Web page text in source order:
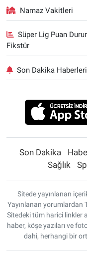
Namaz Vakitleri
Süper Lig Puan
Fikstür
Son Dakika Haberleri
Son Dakika
Sağlık
Sitede yayınlanan
Yayınlanan yorumlardan
Sitedeki tüm harici linkler
haber, köşe yazıları ve
dahi, herhangi bir